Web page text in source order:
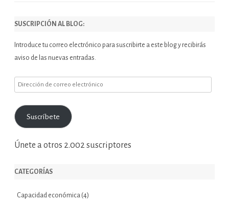
SUSCRIPCIÓN AL BLOG:
Introduce tu correo electrónico para suscribirte a este blog y recibirás
aviso de las nuevas entradas.
Dirección
correo
electrónico
Suscríbete
Únete a otros 2.002 suscriptores
CATEGORÍAS
Capacidad económica (4)